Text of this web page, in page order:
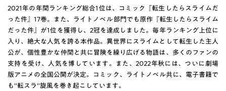
2021年の年間ランキング総合1位は、コミック『転生したらスライムだ
った件』17巻。また、ライトノベル部門でも原作『転生したらスライム
だった件』が1位を獲得し、2冠を達成しました。毎年ランキング上位に
入り、絶大な人気を誇る本作品。異世界にスライムとして転生した主人
公が、個性豊かな仲間と共に冒険を繰り広げる物語は、多くのファンの
支持を受け、人気を博しています。また、2022年秋には、ついに劇場
版アニメの全国公開が決定。コミック、ライトノベル共に、電子書籍で
も"転スラ"旋風を巻き起こしています。